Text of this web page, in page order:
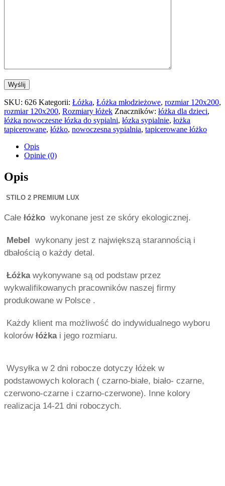
SKU: 626 Kategorii: Łóżka, Łóżka młodzieżowe, rozmiar 120x200,
rozmiar 120x200, Rozmiary łóżek Znaczników: łóżka dla dzieci,
łóżka nowoczesne łózka do sypialni, łózka sypialnie, łożka
tapicerowane, łóżko, nowoczesna sypialnia, tapicerowane łóżko
Opis
Opinie (0)
Opis
STILO 2 PREMIUM LUX
Całe łóżko wykonane jest ze skóry ekologicznej.
Mebel wykonany jest z największą starannością i
dbałością o każdy detal.
Łóżkawykonywane są od podstaw przez
wykwalifikowanych pracowników naszej firmy
produkowane w Polsce .
Każdy klient ma możliwość do indywidualnego wyboru
kolorówłóżkai jego rozmiaru.
Wysyłka w 2 dni robocze dotyczy łóżek w
podstawowych kolorach ( czarno-białe, biało- czarne,
czerwono-czarne i czarno-czerwone). Inne kolory
realizacja 14-21 dni roboczych.